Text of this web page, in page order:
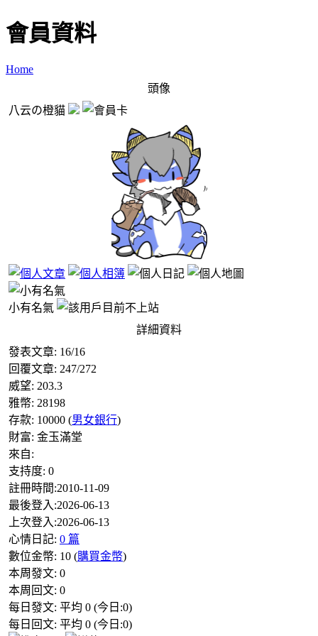
會員資料
Home
頭像
八云の橙貓
小有名氣
詳細資料
發表文章: 16/16
回覆文章: 247/272
威望: 203.3
雅幣: 28198
存款: 10000 (男女銀行)
財富: 金玉滿堂
來自:
支持度: 0
註冊時間:2010-11-09
最後登入:2026-06-13
上次登入:2026-06-13
心情日記: 0 篇
數位金幣: 10 (購買金幣)
本周發文: 0
本周回文: 0
每日發文: 平均 0 (今日:0)
每日回文: 平均 0 (今日:0)